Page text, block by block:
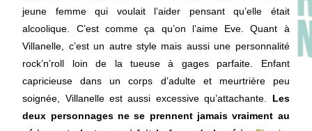
jeune femme qui voulait l’aider pensant qu’elle était
alcoolique. C’est comme ça qu’on l’aime Eve. Quant à
Villanelle, c’est un autre style mais aussi une personnalité
rock’n’roll loin de la tueuse à gages parfaite. Enfant
capricieuse dans un corps d’adulte et meurtrière peu
soignée, Villanelle est aussi excessive qu’attachante. Les
deux personnages ne se prennent jamais vraiment au